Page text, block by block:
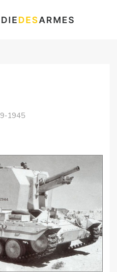
DESARMES
1945